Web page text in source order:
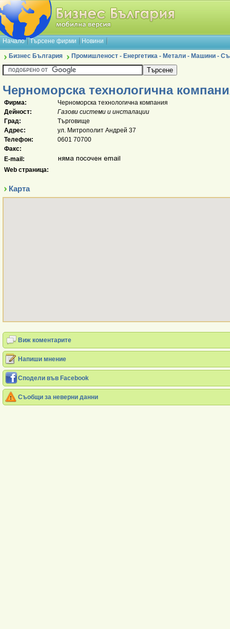
Начало Търсене фирми Новини
Бизнес България Промишленост - Енергетика - Метали - Машини -
Черноморска технологична
Фирма:
Черноморска технологична компания
Дейност:
Газови системи и инсталации
Град:
Търговище
Адрес:
ул. Митрополит Андрей 37
Телефон:
0601 70700
Факс:
E-mail:
Web страница:
Карта
Виж коментарите
Напиши мнение
Сподели във Facebook
Съобщи за неверни данни